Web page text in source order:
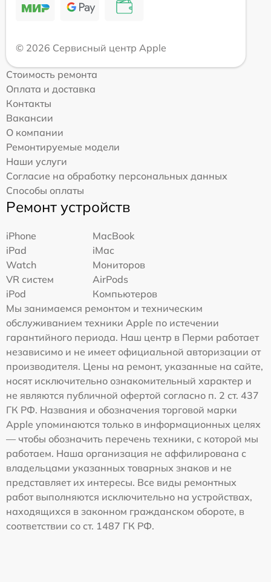
© 2026 Сервисный центр Apple
Стоимость ремонта
Оплата и доставка
Контакты
Вакансии
О компании
Ремонтируемые модели
Наши услуги
Согласие на обработку персональных данных
Способы оплаты
Ремонт устройств
iPhone
MacBook
iPad
iMac
Watch
Мониторов
VR систем
AirPods
iPod
Компьютеров
Мы занимаемся ремонтом и техническим
обслуживанием техники Apple по истечении
гарантийного периода. Наш центр в Перми работает
независимо и не имеет официальной авторизации от
производителя. Цены на ремонт, указанные на сайте,
носят исключительно ознакомительный характер и
не являются публичной офертой согласно п. 2 ст. 437
ГК РФ. Названия и обозначения торговой марки
Apple упоминаются только в информационных целях
— чтобы обозначить перечень техники, с которой мы
работаем. Наша организация не аффилирована с
владельцами указанных товарных знаков и не
представляет их интересы. Все виды ремонтных
работ выполняются исключительно на устройствах,
находящихся в законном гражданском обороте, в
соответствии со ст. 1487 ГК РФ.